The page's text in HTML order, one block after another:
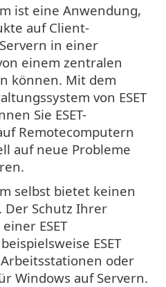
ist eine Anwendung,
auf Client-
in einer
einem zentralen
können. Mit dem
von ESET
Sie ESET-
Remotecomputern
auf neue Probleme
selbst bietet keinen
Der Schutz Ihrer
ESET
ESET
oder
Windows auf Servern.